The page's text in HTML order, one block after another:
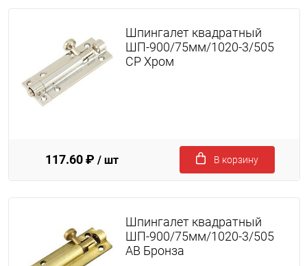
Шпингалет квадратный
ШП-900/75мм/1020-3/505
CP Хром
117.60 ₽ / шт В корзину
Шпингалет квадратный
ШП-900/75мм/1020-3/505
AB Бронза